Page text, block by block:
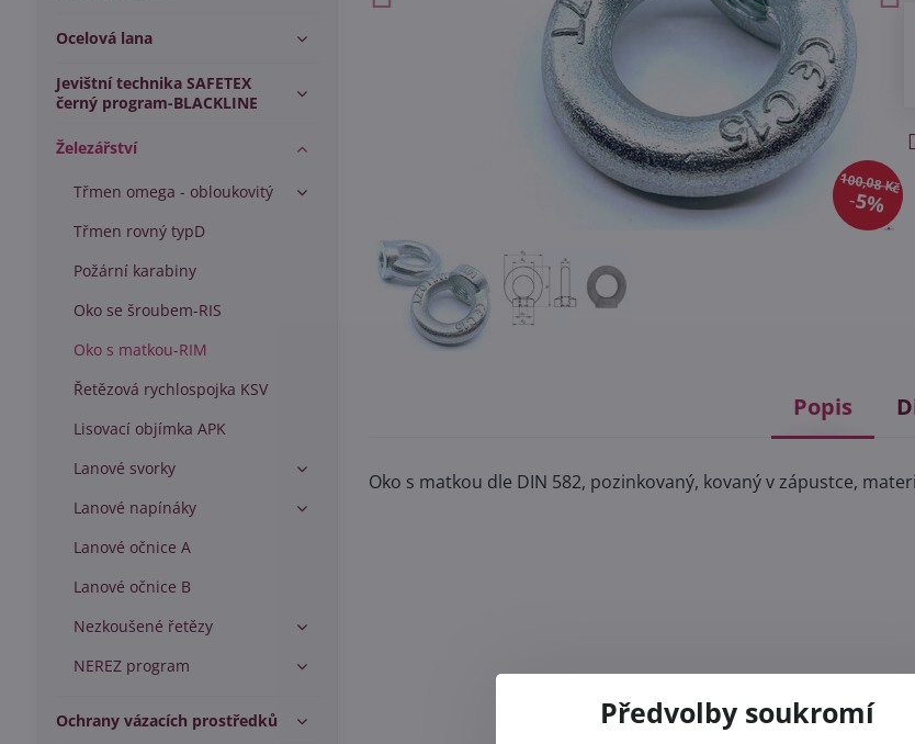
100,08 Kč
5%
Popis
Oko s matkou dle DIN 582, pozinkovaný, kovaný v zápustce,
Ocelová lana
Jevištní technika SAFETEX
černý program-BLACKLINE
Železářství
Třmen omega - obloukovitý
Třmen rovný typD
Požární karabiny
Oko se šroubem-RIS
Oko s matkou-RIM
Řetězová rychlospojka KSV
Lisovací objímka APK
Lanové svorky
Lanové napínáky
Lanové očnice A
Lanové očnice B
Nezkoušené řetězy
NEREZ program
Ochrany vázacích prostředků Předvolby soukromí